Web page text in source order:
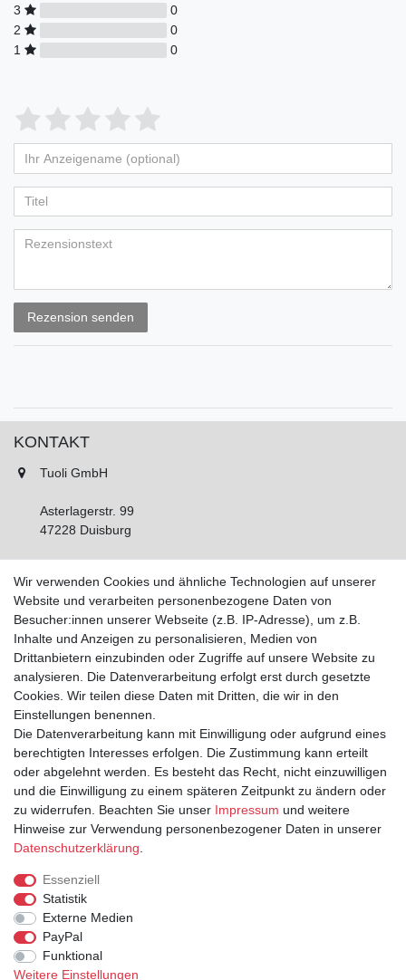
3
0
2
0
1
0
Bewertungssterne
von
5
Bewertungssternen
4
von
5
Bewertungssternen
3
von
5
Bewertungssternen
2
von
5
Bewertungssternen
1
von
5
Bewertungssternen
Anzeigename
(optional)
Rezension senden
KONTAKT
Tuoli GmbH
Asterlagerstr. 99
47228 Duisburg
Fax: 02065 893452
Montag - Freitag, 11:00 - 16:00 Uhr
Samstags nach Vereinbarung!
IHR KONTO
Anmelden
Registrieren
INFORMATIONEN
Versand & Lieferung
Zahlarten
Kontakt
AGB
Wir verwenden Cookies und ähnliche Technologien auf unserer
Website und verarbeiten personenbezogene Daten von
Besucher:innen unserer Webseite (z.B. IP-Adresse), um z.B.
Inhalte und Anzeigen zu personalisieren, Medien von
Drittanbietern einzubinden oder Zugriffe auf unsere Website zu
analysieren. Die Datenverarbeitung erfolgt erst durch gesetzte
Cookies. Wir teilen diese Daten mit Dritten, die wir in den
Einstellungen benennen.
Die Datenverarbeitung kann mit Einwilligung oder aufgrund eines
berechtigten Interesses erfolgen. Die Zustimmung kann erteilt
oder abgelehnt werden. Es besteht das Recht, nicht einzuwilligen
und die Einwilligung zu einem späteren Zeitpunkt zu ändern oder
zu widerrufen. Beachten Sie unser Impressum und weitere
Hinweise zur Verwendung personenbezogener Daten in unserer
Daten­schutz­erklärung
Essenziell
Statistik
Externe Medien
PayPal
Funktional
Weitere Einstellungen